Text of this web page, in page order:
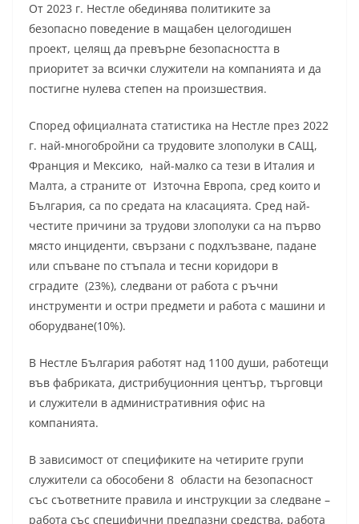
От 2023 г. Нестле обединява политиките за
безопасно поведение в мащабен целогодишен
проект, целящ да превърне безопасността в
приоритет за всички служители на компанията и да
постигне нулева степен на произшествия.
Според официалната статистика на Нестле през 2022
г. най-многобройни са трудовите злополуки в САЩ,
Франция и Мексико, най-малко са тези в Италия и
Малта, а страните от Източна Европа, сред които и
България, са по средата на класацията. Сред най-
честите причини за трудови злополуки са на първо
място инциденти, свързани с подхлъзване, падане
или спъване по стъпала и тесни коридори в
сградите (23%), следвани от работа с ръчни
инструменти и остри предмети и работа с машини и
оборудване(10%).
В Нестле България работят над 1100 души, работещи
във фабриката, дистрибуционния център, търговци
и служители в административния офис на
компанията.
В зависимост от спецификите на четирите групи
служители са обособени 8 области на безопасност
със съответните правила и инструкции за следване –
работа със специфични предпазни средства, работа